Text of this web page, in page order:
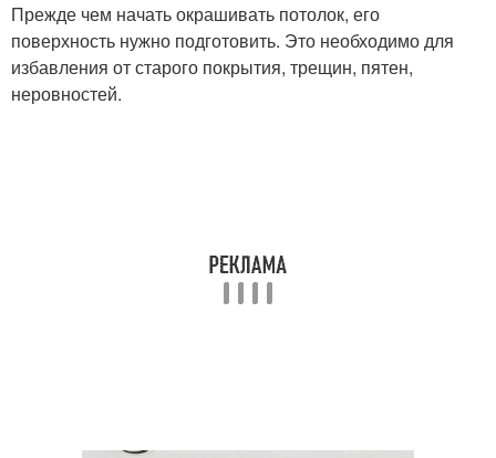
Прежде чем начать окрашивать потолок, его
поверхность нужно подготовить. Это необходимо для
избавления от старого покрытия, трещин, пятен,
неровностей.